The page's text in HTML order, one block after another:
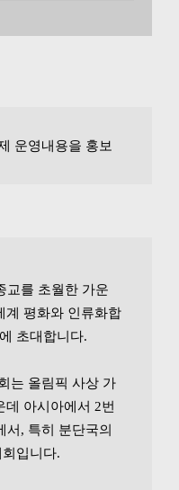
운영내용을 홍보
교를 초월한 가운
계 평화와 인류화합
초대합니다.
는 올림픽 사상 가
데 아시아에서 2번
서, 특히 분단국의
입니다.